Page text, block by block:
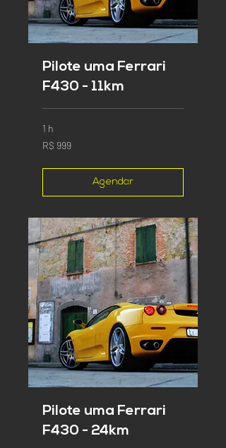
Pilote uma Ferrari
F430 - 11km
1 h
999
Reais
R$ 999
Agendar
Pilote uma Ferrari
F430 - 24km